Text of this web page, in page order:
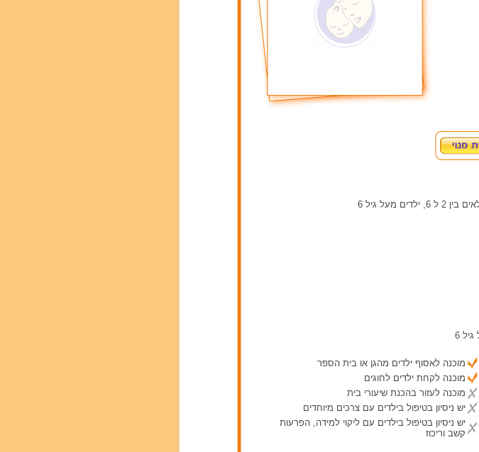
מוכנה לאסוף ילדים מהגן או בית הספר
מוכנה לקחת ילדים לחוגים
מוכנה לעזור בהכנת שיעורי בית
יש ניסיון בטיפול בילדים עם צרכים מיוחדים
יש ניסיון בטיפול בילדים עם ליקוי למידה, הפרעות
קשב וריכוז